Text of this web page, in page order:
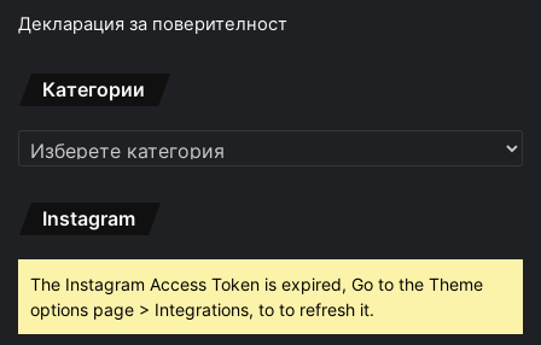
Декларация за поверителност
Категории
Категории
Instagram
The Instagram Access Token is expired, Go to the Theme
options page > Integrations, to to refresh it.